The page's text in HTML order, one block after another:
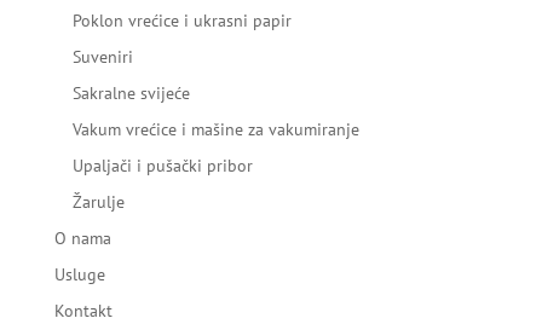
Poklon vrećice i ukrasni papir
Suveniri
Sakralne svijeće
Vakum vrećice i mašine za vakumiranje
Upaljači i pušački pribor
Žarulje
O nama
Usluge
Kontakt